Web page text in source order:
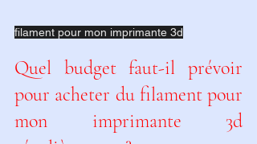
filament pour mon imprimante 3d
Quel budget faut-il prévoir
pour acheter du filament pour
mon imprimante 3d